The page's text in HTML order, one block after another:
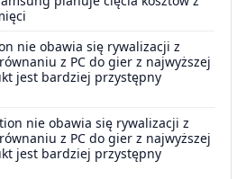
nie obawia się rywalizacji z
z PC do gier z najwyższej
jest bardziej przystępny
nie obawia się rywalizacji z
z PC do gier z najwyższej
jest bardziej przystępny